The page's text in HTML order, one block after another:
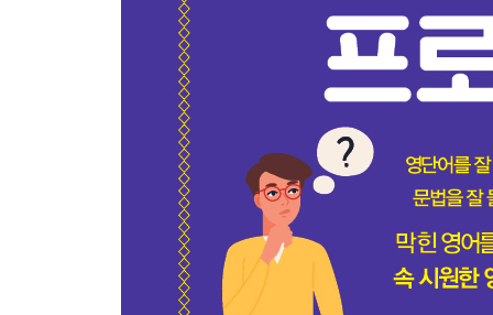
Unit 21 see -ing / hear -ing -ing를 이용해 동사 말하
Unit 22 -ing -ing를 이용해 동사 말하기
Unit 23 be p.p. p.p.를 이용해 동사 말하기
Unit 24 be being p.p. / have been p.p. p.p.를 이용
Unit 25 a / an / -s / X 디테일도 지켜 말하기
Unit 26 the / my / X 디테일도 지켜 말하기
Unit 27 some / any 디테일도 지켜 말하기
Unit 28 all / most / both / none 디테일도 지켜 말하
Unit 29 a few / a little / many / a lot of 디테일도 지
Unit 30 at / on / in / of 전치사를 이용해 디테일하게
Unit 31 off / about / for / during 전치사를 이용해 디